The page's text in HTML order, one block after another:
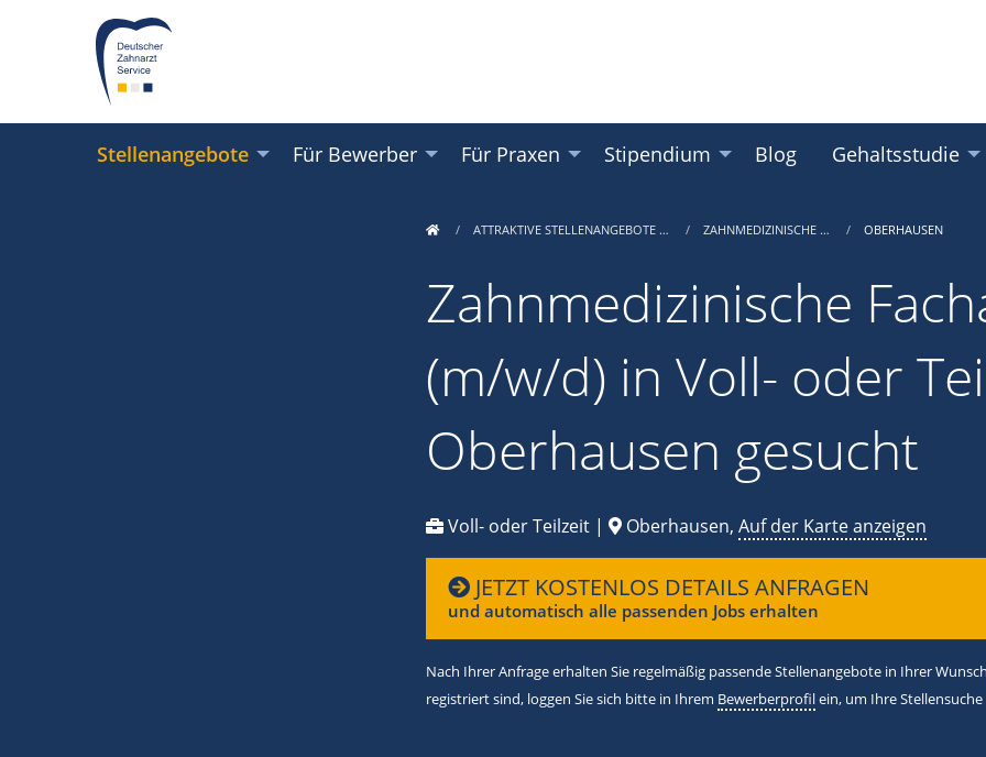
Stellenangebote Für Bewerber Für Praxen Stipendium Blog Gehaltsstudie
ATTRAKTIVE STELLENANGEBOTE … ZAHNMEDIZINISCHE … OBERHAUSEN
Zahnmedizinische
(m/w/d) in Voll- oder
Oberhausen gesucht
Voll- oder Teilzeit | Oberhausen, Auf der Karte anzeigen
JETZT KOSTENLOS DETAILS ANFRAGEN
und automatisch alle passenden Jobs erhalten
Nach Ihrer Anfrage erhalten Sie regelmäßig passende Stellenangebote in Ihrer
registriert sind, loggen Sie sich bitte in Ihrem Bewerberprofilein, um Ihre